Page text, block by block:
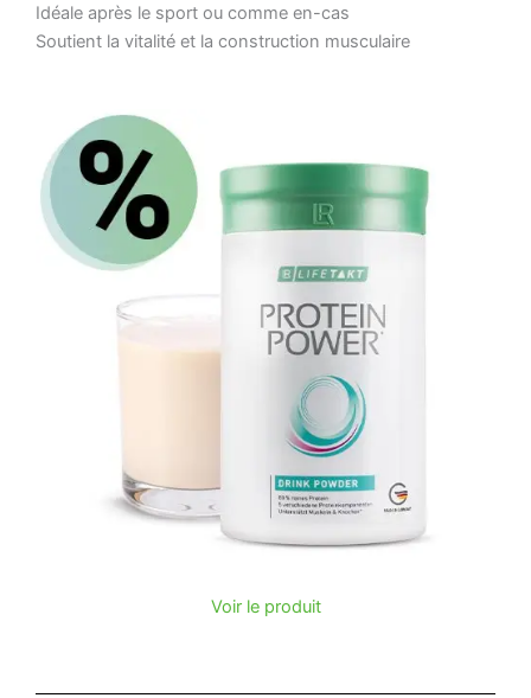
Idéale après le sport ou comme en-cas
Soutient la vitalité et la construction musculaire
Voir le produit